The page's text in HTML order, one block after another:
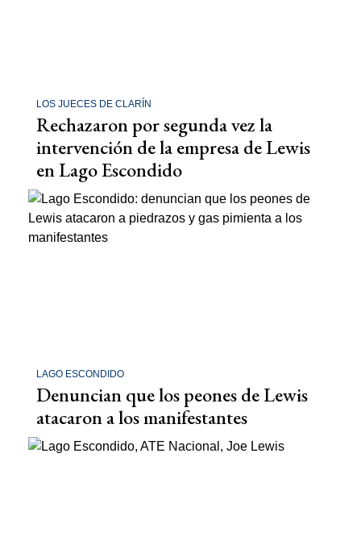
LOS JUECES DE CLARÍN
Rechazaron por segunda vez la
intervención de la empresa de Lewis
en Lago Escondido
LAGO ESCONDIDO
Denuncian que los peones de Lewis
atacaron a los manifestantes